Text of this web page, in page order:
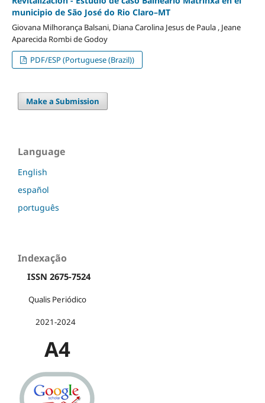
municipio de São José do Rio Claro–MT
Giovana Milhorança Balsani, Diana Carolina Jesus de Paula , Jeane
Aparecida Rombi de Godoy
PDF/ESP (Portuguese (Brazil))
Make a Submission
Language
English
español
português
Indexação
ISSN 2675-7524
Qualis Periódico
2021-2024
A4